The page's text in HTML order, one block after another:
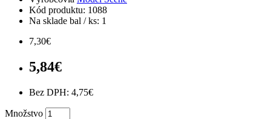
Kód produktu: 1088
Na sklade bal / ks: 1
7,30€
5,84€
Bez DPH: 4,75€
Množstvo